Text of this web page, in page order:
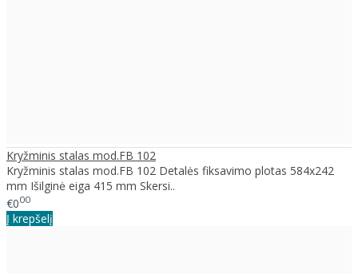
Kryžminis stalas mod.FB 102
Kryžminis stalas mod.FB 102 Detalės fiksavimo plotas 584x242
mm Išilginė eiga 415 mm Skersi..
€000
Į krepšelį